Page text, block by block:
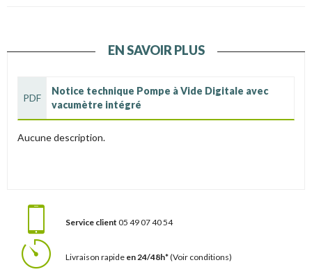
EN SAVOIR PLUS
PDF
Notice technique Pompe à Vide Digitale avec
vacumètre intégré
Aucune description.
Service client 05 49 07 40 54
Livraison rapide en 24/48h*(Voir conditions)